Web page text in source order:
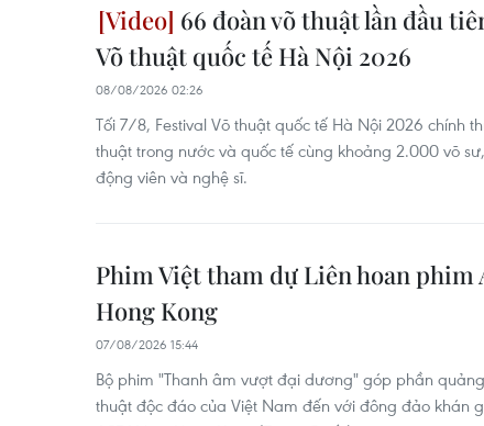
66 đoàn võ thuật lần đầu
Võ thuật quốc tế Hà Nội 2026
08/08/2026 02:26
Tối 7/8, Festival Võ thuật quốc tế Hà Nội 2026 chính
thuật trong nước và quốc tế cùng khoảng 2.000 võ
động viên và nghệ sĩ.
Phim Việt tham dự Liên hoan phim
Hong Kong
07/08/2026 15:44
Bộ phim "Thanh âm vượt đại dương" góp phần
thuật độc đáo của Việt Nam đến với đông đảo khán